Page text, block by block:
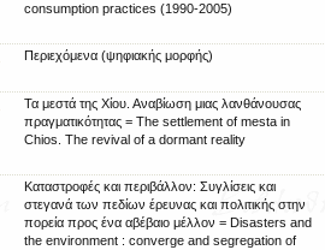
consumption practices (1990-2005)
Περιεχόμενα (ψηφιακής μορφής)
Τα μεστά της Χίου. Αναβίωση μιας λανθάνουσας
πραγματικότητας = The settlement of mesta in
Chios. The revival of a dormant reality
Καταστροφές και περιβάλλον: Συγλίσεις και
στεγανά των πεδίων έρευνας και πολιτικής στην
πορεία προς ένα αβέβαιο μέλλον = Disasters and
the environment : converge and segregation of